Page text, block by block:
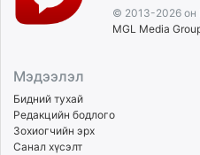
© 2013-2026 он
MGL Media
Мэдээлэл
Бидний тухай
Редакцийн бодлого
Зохиогчийн эрх
Санал хүсэлт